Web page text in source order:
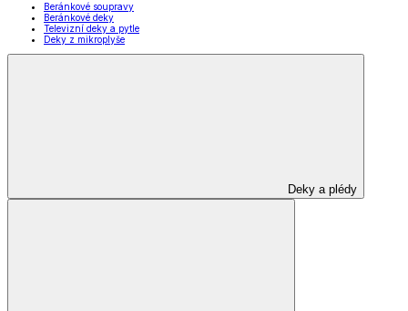
Beránkové soupravy
Beránkové deky
Televizní deky a pytle
Deky z mikroplyše
Deky a plédy